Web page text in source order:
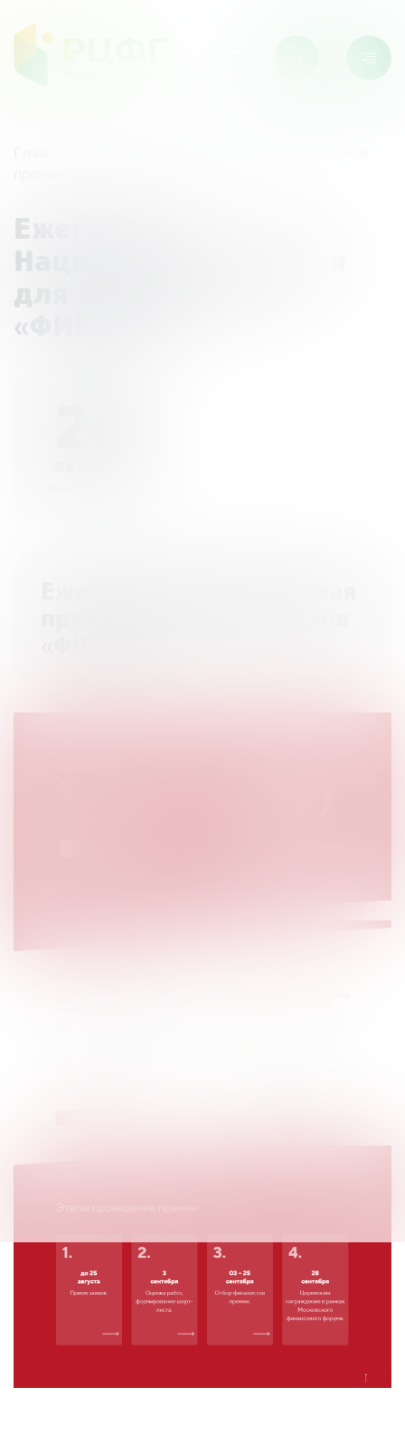
Ежегодная
Национальная премия
для журналистов
«ФИНКОР»